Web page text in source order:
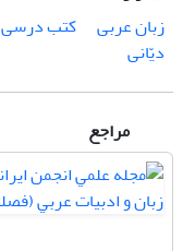
زبان عربی
کتب درسی
دیّانی
مراجع